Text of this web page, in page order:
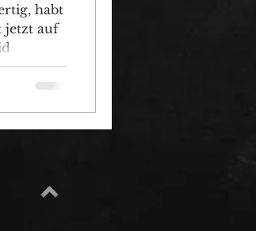
habt
jetzt auf